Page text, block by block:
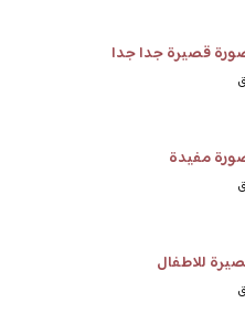
قصيرة جدا جدا
مفيدة
للاطفال